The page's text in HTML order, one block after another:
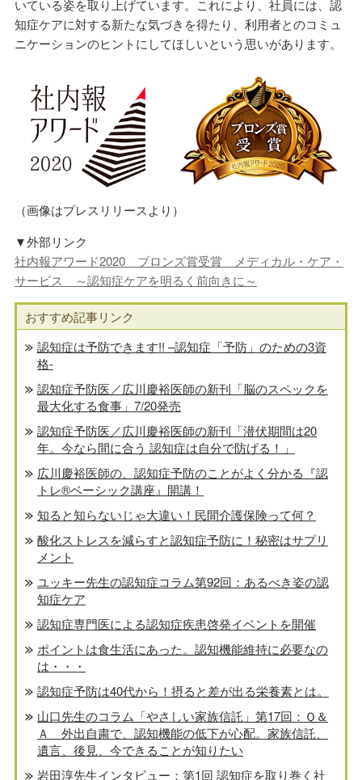
いている姿を取り上げています。これにより、社員には、認
知症ケアに対する新たな気づきを得たり、利用者とのコミュ
ニケーションのヒントにしてほしいという思いがあります。
（画像はプレスリリースより）
▼外部リンク
社内報アワード2020 ブロンズ賞受賞 メディカル・ケア・
サービス ～認知症ケアを明るく前向きに～
おすすめ記事リンク
認知症は予防できます!! –認知症「予防」のための3資
格-
認知症予防医／広川慶裕医師の新刊「脳のスペックを
最大化する食事」7/20発売
認知症予防医／広川慶裕医師の新刊「潜伏期間は20
年。今なら間に合う 認知症は自分で防げる！」
広川慶裕医師の、認知症予防のことがよく分かる『認
トレ®️ベーシック講座』開講！
知ると知らないじゃ大違い！民間介護保険って何？
酸化ストレスを減らすと認知症予防に！秘密はサプリ
メント
ユッキー先生の認知症コラム第92回：あるべき姿の認
知症ケア
認知症専門医による認知症疾患啓発イベントを開催
ポイントは食生活にあった。認知機能維持に必要なの
は・・・
認知症予防は40代から！摂ると差が出る栄養素とは。
山口先生のコラム「やさしい家族信託」第17回：Ｑ＆
Ａ 外出自粛で、認知機能の低下が心配。家族信託、
遺言、後見、今できることが知りたい
岩田淳先生インタビュー：第1回 認知症を取り巻く社